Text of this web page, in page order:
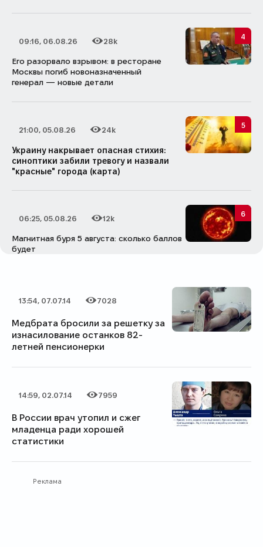
4
Дата публикации
09:16, 06.08.26
Количество просмотров
28k
Его разорвало взрывом: в ресторане
Москвы погиб новоназначенный
генерал — новые детали
5
Дата публикации
21:00, 05.08.26
Количество просмотров
24k
Украину накрывает опасная стихия:
синоптики забили тревогу и назвали
"красные" города (карта)
6
Дата публикации
06:25, 05.08.26
Количество просмотров
12k
Магнитная буря 5 августа: сколько баллов
будет
Дата публикации
13:54, 07.07.14
Категория
Количество просмотров
7028
Медбрата бросили за решетку за
изнасилование останков 82-
летней пенсионерки
Дата публикации
14:59, 02.07.14
Категория
Количество просмотров
7959
В России врач утопил и сжег
младенца ради хорошей
статистики
Реклама